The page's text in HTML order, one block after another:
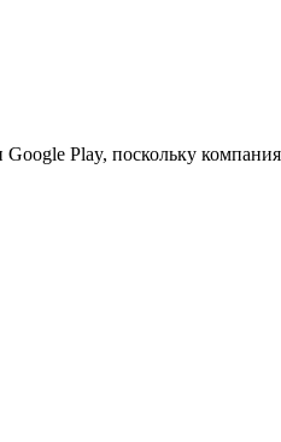
Play, поскольку